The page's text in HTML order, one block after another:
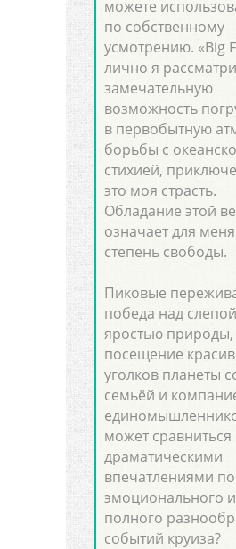
можете
по собственному
усмотрению. «Big
лично я
замечательную
возможность
в первобытную
борьбы с
стихией,
это моя страсть.
Обладание этой
означает для
степень свободы.
Пиковые
победа над слепой
яростью природы,
посещение
уголков планеты
семьёй и
может сравниться
драматическими
впечатлениями
эмоционального и
полного
событий круиза?